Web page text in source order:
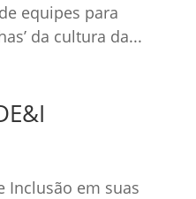
equipes para
da cultura da...
Inclusão em suas